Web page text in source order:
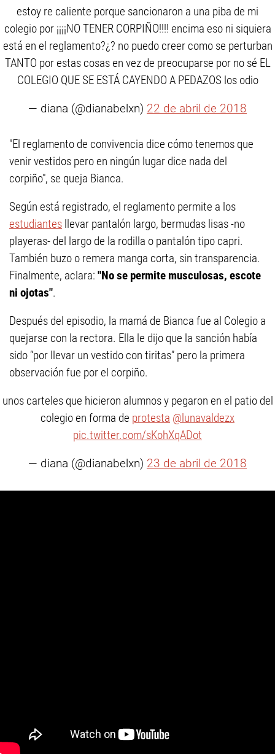
estoy re caliente porque sancionaron a una piba de mi
colegio por ¡¡¡¡NO TENER CORPIÑO!!!! encima eso ni siquiera
está en el reglamento?¿? no puedo creer como se perturban
TANTO por estas cosas en vez de preocuparse por no sé EL
COLEGIO QUE SE ESTÁ CAYENDO A PEDAZOS los odio
— diana (@dianabelxn) 22 de abril de 2018
"El reglamento de convivencia dice cómo tenemos que
venir vestidos pero en ningún lugar dice nada del
corpiño", se queja Bianca.
Según está registrado, el reglamento permite a los
estudiantes llevar pantalón largo, bermudas lisas -no
playeras- del largo de la rodilla o pantalón tipo capri.
También buzo o remera manga corta, sin transparencia.
Finalmente, aclara: "No se permite musculosas, escote
ni ojotas".
Después del episodio, la mamá de Bianca fue al Colegio a
quejarse con la rectora. Ella le dijo que la sanción había
sido “por llevar un vestido con tiritas” pero la primera
observación fue por el corpiño.
unos carteles que hicieron alumnos y pegaron en el patio del
colegio en forma de protesta @lunavaldezx
pic.twitter.com/sKohXqADot
— diana (@dianabelxn) 23 de abril de 2018